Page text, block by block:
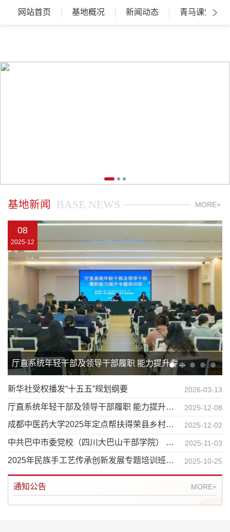
网站首页 基地概况 新闻动态 青马课堂
基地新闻 BASE NEWS MORE+
厅直系统年轻干部及领导干部履职 能力提升专题培训班开班
2025-12
08
新华社受权播发“十五五”规划纲要 2026-03-13
厅直系统年轻干部及领导干部履职 能力提升专题培训班开班 2025-12-08
成都中医药大学2025年定点帮扶得荣县乡村振兴骨干培训班在青马基地开班 2025-12-02
中共巴中市委党校（四川大巴山干部学院） 到校交流调研 2025-11-03
2025年民族手工艺传承创新发展专题培训班在我院开班 2025-10-25
通知公告 MORE+